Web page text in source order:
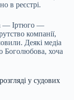
в реєстрі.
— Іртюго —
компанії,
Деякі медіа
Боголюбова, хоча
у судових